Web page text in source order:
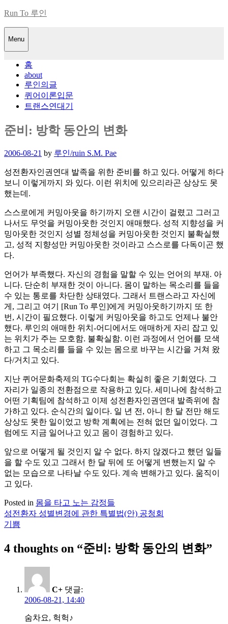
Skip
content
Run To 루인
Menu
홈
about
루인의글
퀴어이론입문
트랜스연대기
준비: 방학 동안의 변화
Posted
2006-08-21 by 루인/ruin S.M. Pae
성전환자인권연대 발족을 위한 준비를 하고 있다. 어떻게 하다
보니 이렇게까지 와 있다. 이런 위치에 있으리라곤 상상도 못
했는데.
스스로에게 커밍아웃을 하기까지 오랜 시간이 걸렸고 그러고
나서도 무엇을 커밍아웃한 것인지 애매했다. 성적 지향성을 커
밍아웃한 것인지 성별 정체성을 커밍아웃한 것인지 불확실했
고, 성적 지향성만 커밍아웃한 것이라고 스스로를 다독이곤 했
다.
언어가 부족했다. 자신의 경험을 말할 수 있는 언어의 부재. 아
니다. 단순히 부재한 것이 아니다. 몸이 말하는 목소리를 들을
수 있는 통로를 차단한 상태였다. 그래서 트랜스라고 자신에
게, 그리고 여기 [Run To 루인]에게 커밍아웃하기까지 또 한
번, 시간이 필요했다. 이렇게 커밍아웃을 하고도 언제나 불안
했다. 루인의 애매한 위치-어디에서도 애매하게 자리 잡고 있
는 위치가 주는 모호함. 불확실함. 이런 과정에서 언어를 모색
하고 그 목소리를 들을 수 있는 몸으로 바꾸는 시간을 거쳐 왔
다/거치고 있다.
지난 퀴어문화축제의 TG수다회는 확실히 좋은 기회였다. 그
자리가 일종의 전환점으로 작용하고 있다. 세미나에 참석하고
어떤 기획팀에 참석하고 이제 성전환자인권연대 발족위에 참
가하고 있다. 순식간의 일이다. 일 년 전, 아니 한 달 전만 해도
상상도 못한 일이었고 방학 계획에는 전혀 없던 일이었다. 그
럼에도 지금 일어나고 있고 몸이 경험하고 있다.
앞으로 어떻게 될 것인지 알 수 없다. 하지 않겠다고 했던 일들
을 할 수도 있고 그래서 한 달 뒤에 또 어떻게 변했는지 알 수
없는 모습으로 나타날 수도 있다. 계속 변해가고 있다. 움직이
고 있다.
Posted in 몸을 타고 노는 감정들
글
탐
색
성전환자 성별변경에 관한 특별법(안) 공청회
기쁨
4 thoughts on “준비: 방학 동안의 변화”
C+ 댓글:
2006-08-21, 14:40
숨차요, 헉헉♪